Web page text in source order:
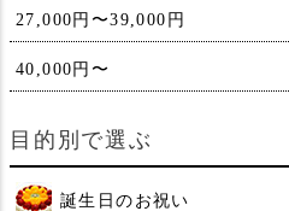
27,000円〜39,000円
40,000円〜
目的別で選ぶ
誕生日のお祝い